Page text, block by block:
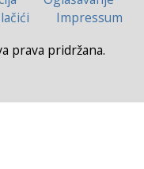
Impressum
prava pridržana.